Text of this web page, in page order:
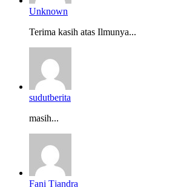
Unknown
Terima kasih atas Ilmunya...
sudutberita
masih...
Fani Tjandra